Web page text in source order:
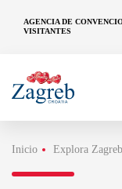
AGENCIA DE
VISITANTES
Inicio Explora Zagreb